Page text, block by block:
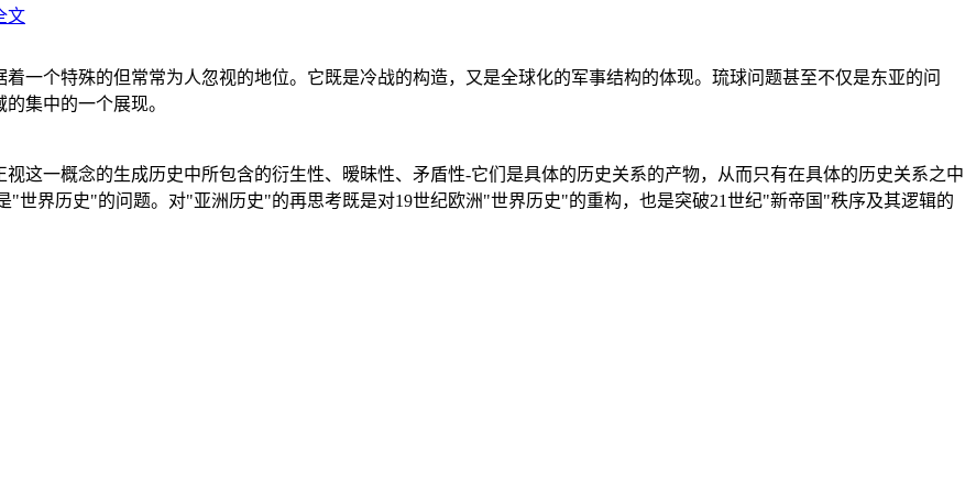
文
一个特殊的但常常为人忽视的地位。它既是冷战的构造，又是全球化的军事结构的体现。琉球问题甚至不仅是东亚的问
集中的一个展现。
这一概念的生成历史中所包含的衍生性、暧昧性、矛盾性-它们是具体的历史关系的产物，从而只有在具体的历史关系之中
"世界历史"的问题。对"亚洲历史"的再思考既是对19世纪欧洲"世界历史"的重构，也是突破21世纪"新帝国"秩序及其逻辑的